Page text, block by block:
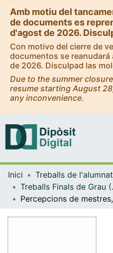
Amb motiu del
de documents es
d'agost de 2026.
Con motivo del cierre de
documentos se
de 2026. Disculpad las
Due to the summer
resume starting August
any inconvenience.
Inici
Treballs de l'alumnat
Treballs